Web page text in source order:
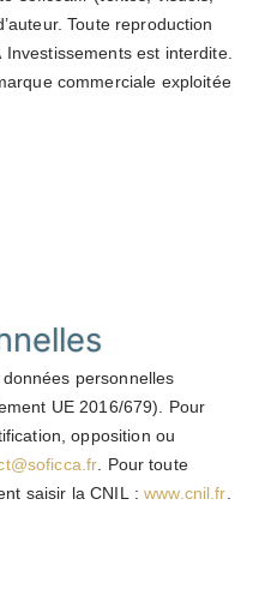
Toute reproduction
est interdite.
commerciale exploitée
personnelles
UE 2016/679). Pour
opposition ou
. Pour toute
saisir la CNIL :www.cnil.fr